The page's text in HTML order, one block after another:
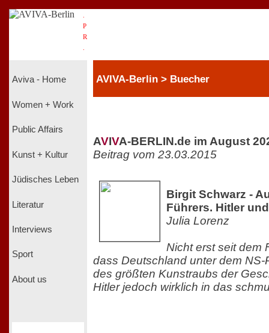
P
R
Aviva - Home
Women + Work
Public Affairs
Kunst + Kultur
Jüdisches Leben
Literatur
Interviews
Sport
About us
AVIVA-Berlin > Buecher
AVIVA-BERLIN.de im August
Beitrag vom 23.03.2015
Birgit Schwarz -
Führers. Hitler
Julia Lorenz
Nicht erst seit dem
dass Deutschland unter dem
des größten Kunstraubs der
Hitler jedoch wirklich in das